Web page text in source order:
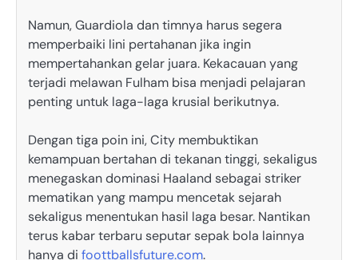
Namun, Guardiola dan timnya harus segera
memperbaiki lini pertahanan jika ingin
mempertahankan gelar juara. Kekacauan yang
terjadi melawan Fulham bisa menjadi pelajaran
penting untuk laga-laga krusial berikutnya.
Dengan tiga poin ini, City membuktikan
kemampuan bertahan di tekanan tinggi, sekaligus
menegaskan dominasi Haaland sebagai striker
mematikan yang mampu mencetak sejarah
sekaligus menentukan hasil laga besar. Nantikan
terus kabar terbaru seputar sepak bola lainnya
hanya di foottballsfuture.com.